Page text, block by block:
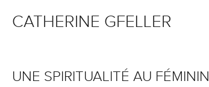
CATHERINE GFELLER
UNE SPIRITUALITÉ AU FÉMININ